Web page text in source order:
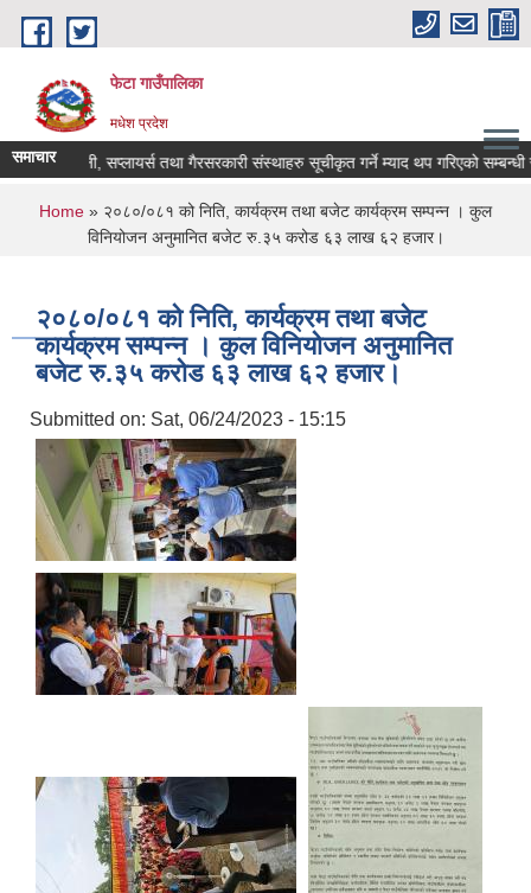
Skip to main content
फेटा गाउँपालिका
मधेश प्रदेश
समाचार
फर्म, कम्पनी, सप्लायर्स तथा गैरसरकारी संस्थाहरु सूचीकृत गर्ने म्याद थप गरिएको सम्बन्धी
You are here
Home » २०८०/०८१ को निति, कार्यक्रम तथा बजेट कार्यक्रम सम्पन्न । कुल
विनियोजन अनुमानित बजेट रु.३५ करोड ६३ लाख ६२ हजार।
२०८०/०८१ को निति, कार्यक्रम तथा बजेट
कार्यक्रम सम्पन्न । कुल विनियोजन अनुमानित
बजेट रु.३५ करोड ६३ लाख ६२ हजार।
Submitted on: Sat, 06/24/2023 - 15:15